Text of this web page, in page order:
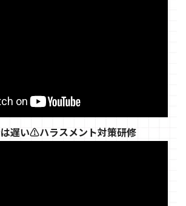
遅い⚠️ハラスメント対策研修